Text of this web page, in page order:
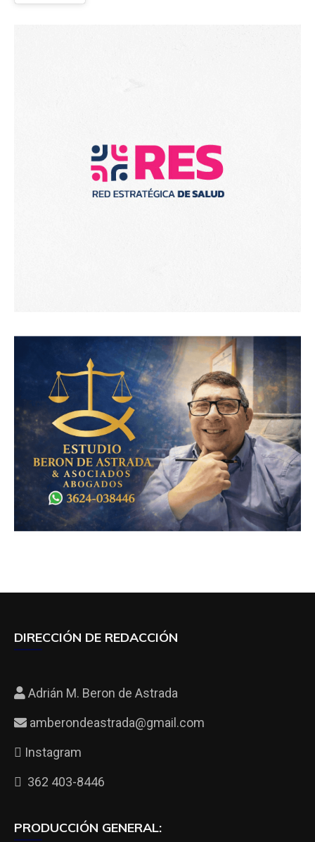
DIRECCIÓN DE REDACCIÓN
Adrián M. Beron de Astrada
amberondeastrada@gmail.com
Instagram
362 403-8446
PRODUCCIÓN GENERAL: